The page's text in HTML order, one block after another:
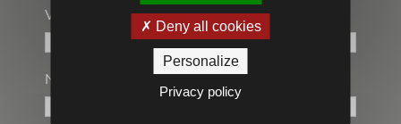
Votre Adresse Mail*
Nom
Deny all cookies
Personalize
Privacy policy